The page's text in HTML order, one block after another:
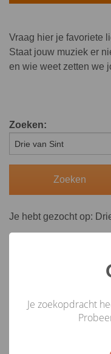
Vraag hier je favoriete
Staat jouw muziek er
en wie weet zetten we
Zoeken:
Je hebt gezocht op:
Je zoekopdracht